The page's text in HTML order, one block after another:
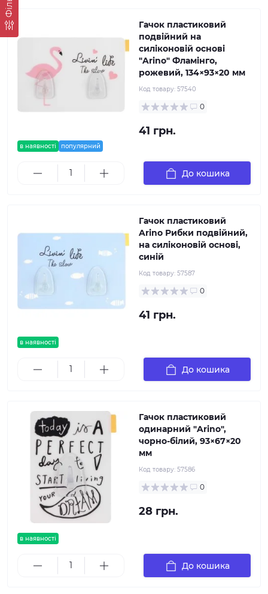
в наявності популярний
Гачок пластиковий
подвійний на
силіконовій основі
"Arino" Фламінго,
рожевий, 134×93×20 мм
Код товару: 57540
0
41 грн.
До кошика
в наявності
Гачок пластиковий
Arino Рибки подвійний,
на силіконовій основі,
синій
Код товару: 57587
0
41 грн.
До кошика
в наявності
Гачок пластиковий
одинарний "Arino",
чорно-білий, 93×67×20
мм
Код товару: 57586
0
28 грн.
До кошика